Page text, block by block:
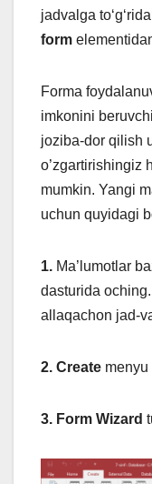
jadvalga
form
Forma
imkonini
joziba-dor qilish
o’zgartirishingiz
mumkin. Yangi
uchun quyidagi
1. Ma’lumotlar
dasturida
allaqachon jad-
2. Create
3. Form Wizard